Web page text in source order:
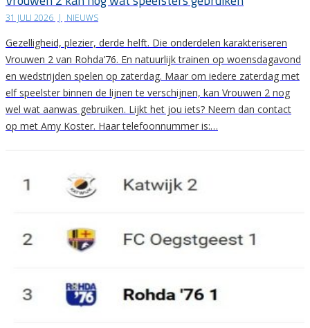
31 JULI 2026 | NIEUWS
Gezelligheid, plezier, derde helft. Die onderdelen karakteriseren
Vrouwen 2 van Rohda’76. En natuurlijk trainen op woensdagavond
en wedstrijden spelen op zaterdag. Maar om iedere zaterdag met
elf speelster binnen de lijnen te verschijnen, kan Vrouwen 2 nog
wel wat aanwas gebruiken. Lijkt het jou iets? Neem dan contact
op met Amy Koster. Haar telefoonnummer is:…